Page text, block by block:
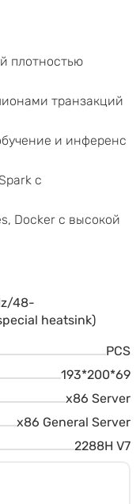
плотностью
транзакций
и инференс
с
Docker с высокой
48-
heatsink)
PCS
193*200*69
x86 Server
x86 General Server
2288H V7